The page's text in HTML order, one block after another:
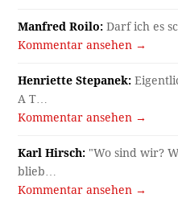
Manfred Roilo: Darf ich es
Kommentar ansehen →
Henriette Stepanek:
A T…
Kommentar ansehen →
Karl Hirsch: "Wo sind wir?
blieb…
Kommentar ansehen →